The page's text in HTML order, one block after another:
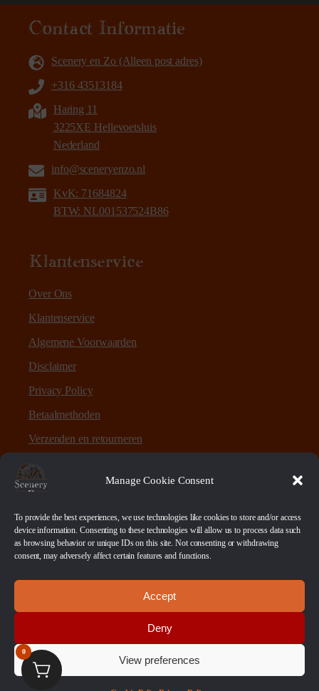
Manage Cookie Consent
To provide the best experiences, we use technologies like cookies to store and/or access
device information. Consenting to these technologies will allow us to process data such
as browsing behavior or unique IDs on this site. Not consenting or withdrawing
consent, may adversely affect certain features and functions.
Accept
Deny
View preferences
Contact Informatie
Scenery en Zo (Alleen post adres)
+316 43513184
Haring 11
3225XE Hellevoetsluis
Nederland
info@sceneryenzo.nl
KvK: 71684824
BTW: NL001537524B86
Klantenservice
Over Ons
Klantenservice
Algemene Voorwaarden
Disclaimer
Privacy Policy
Betaalmethoden
Verzenden en retourneren
Sitemap
Over Scenery en Zo
Scenery en Zo is een webshop voor table-top games en
scenery. Maar ook ruwe materialen, bases en sokkels.
Betaalmethoden
© 2026 Scenery en Zo. Alle Rechten Voorbehouden
0